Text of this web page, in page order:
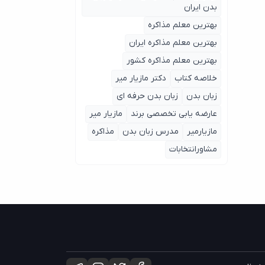
بدن ایران
بهترین معلم مذاکره
بهترین معلم مذاکره ایران
بهترین معلم مذاکره کشور
خلاصه کتاب
دکتر مازیار میر
زبان بدن
زبان بدن حرفه ای
عارضه یابی تخصصی برند
مازیار میر
مازیارمیر
مدرس زبان بدن
مذاکره
مشاورانتخابات